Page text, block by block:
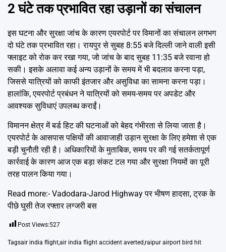
2 घंटे तक प्रभावित रहा उड़ानों का संचालन
इस घटना और सुरक्षा जांच के कारण एयरपोर्ट पर विमानों का संचालन लगभग
दो घंटे तक प्रभावित रहा। रायपुर से सुबह 8:55 बजे दिल्ली जाने वाली इसी
फ्लाइट को रोक कर रखा गया, जो जांच के बाद सुबह 11:35 बजे रवाना हो
सकी। इसके अलावा कई अन्य उड़ानों के समय में भी बदलाव करना पड़ा,
जिससे यात्रियों को काफी इंतजार और असुविधा का सामना करना पड़ा।
हालांकि, एयरपोर्ट प्रबंधन ने यात्रियों को समय-समय पर अपडेट और
आवश्यक सुविधाएं उपलब्ध कराईं।
विमानन क्षेत्र में बर्ड हिट की घटनाओं को बेहद गंभीरता से लिया जाता है।
एयरपोर्ट के आसपास पक्षियों की आवाजाही उड़ान सुरक्षा के लिए हमेशा से एक
बड़ी चुनौती रही है। अधिकारियों के मुताबिक, समय पर की गई सतर्कतापूर्ण
कार्रवाई के कारण आज एक बड़ा संकट टल गया और सुरक्षा नियमों का पूरी
तरह पालन किया गया।
Read more:-Vadodara-Jarod Highway पर भीषण हादसा, ट्रक के
पीछे घुसी तेज रफ्तार लग्जरी बस
Post Views:527
Tagsair india flight,air india flight accident averted,raipur airport bird hit